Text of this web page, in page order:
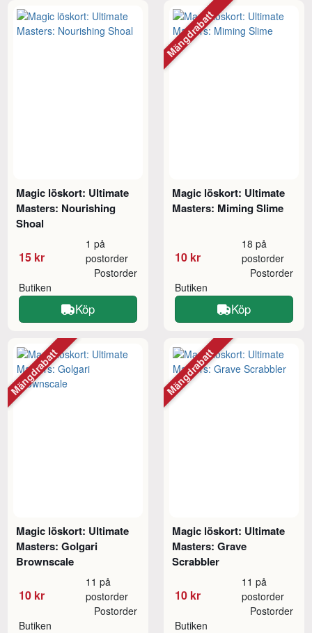
Magic löskort: Ultimate
Masters: Nourishing
Shoal
15 kr
1 på
postorder
Butiken
Postorder
Köp
Magic löskort: Ultimate
Masters: Miming Slime
10 kr
18 på
postorder
Butiken
Postorder
Köp
Mängdrabatt
Magic löskort: Ultimate
Masters: Golgari
Brownscale
10 kr
11 på
postorder
Butiken
Postorder
Mängdrabatt
Magic löskort: Ultimate
Masters: Grave
Scrabbler
10 kr
11 på
postorder
Butiken
Postorder
Mängdrabatt